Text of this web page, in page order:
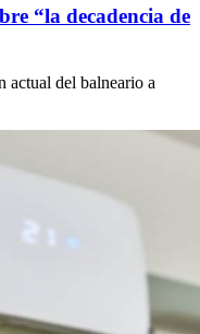
“la decadencia de
actual del balneario a